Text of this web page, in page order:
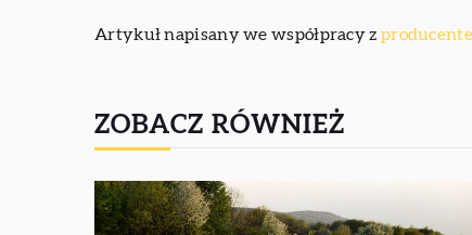
Artykuł napisany we współpracy z
ZOBACZ RÓWNIEŻ